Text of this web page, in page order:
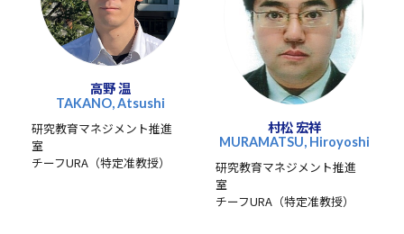
高野 温
TAKANO, Atsushi
研究教育マネジメント推進
室
チーフURA（特定准教授）
村松 宏祥
MURAMATSU, Hiroyoshi
研究教育マネジメント推進
室
チーフURA（特定准教授）